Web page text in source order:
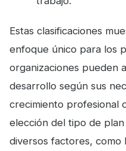
Estas clasificaciones
enfoque único para los
organizaciones pueden
desarrollo según sus
crecimiento profesional
elección del tipo de
diversos factores, como